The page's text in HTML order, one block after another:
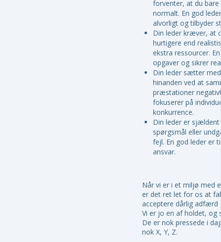
forventer, at du
normalt. En god
alvorligt og tilbyder
Din leder kræver, at
hurtigere end
ekstra ressourcer.
opgaver og sikrer
Din leder sætter
hinanden ved at
præstationer
fokuserer på
konkurrence.
Din leder er
spørgsmål eller
fejl. En god leder er
ansvar.
Når vi er i et miljø med
er det ret let for os at
acceptere dårlig adfærd
Vi er jo en af holdet, og
De er nok pressede i
nok X, Y, Z.